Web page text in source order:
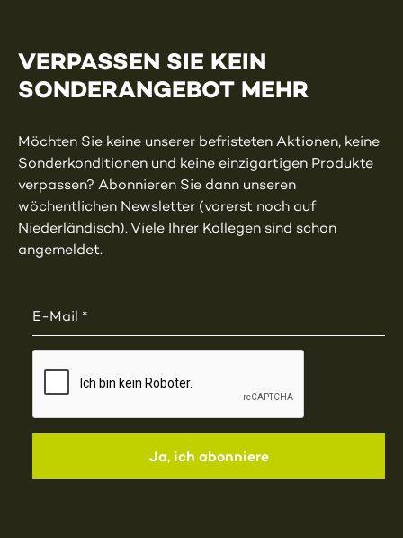
VERPASSEN SIE KEIN
SONDERANGEBOT MEHR
Möchten Sie keine unserer befristeten Aktionen, keine
Sonderkonditionen und keine einzigartigen Produkte
verpassen? Abonnieren Sie dann unseren
wöchentlichen Newsletter (vorerst noch auf
Niederländisch). Viele Ihrer Kollegen sind schon
angemeldet.